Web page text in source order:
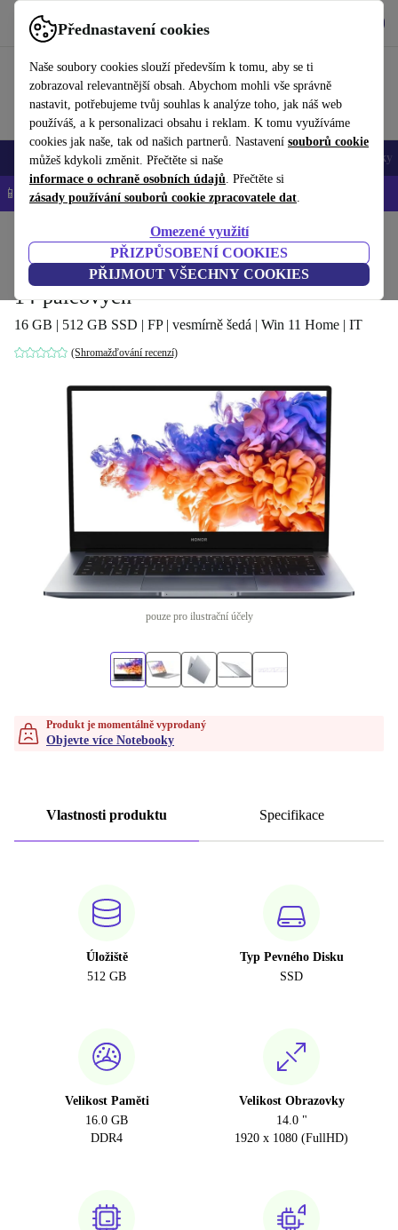
Přednastavení cookies
Naše soubory cookies slouží především k tomu, aby se ti
zobrazoval relevantnější obsah. Abychom mohli vše správně
nastavit, potřebujeme tvůj souhlas k analýze toho, jak náš web
používáš, a k personalizaci obsahu i reklam. K tomu využíváme
cookies jak naše, tak od našich partnerů. Nastavení souborů cookie
můžeš kdykoli změnit. Přečtěte si naše
informace o ochraně osobních údajů. Přečtěte si
zásady používání souborů cookie zpracovatele dat.
Omezené využití
PŘIZPŮSOBENÍ COOKIES
PŘIJMOUT VŠECHNY COOKIES
Používejte refurbed rychle a snadno
Mobily a smartphony Notebooky Tablety Doplňky
📱 -5 % NAVÍC na všechny iPhony – kód: IPHONEDEAL-
Notebooky
Honor MagicBook 14 (2021) | i7-1165G7 |
14-palcových
16 GB | 512 GB SSD | FP | vesmírně šedá | Win 11 Home | IT
(Shromažďování recenzí)
pouze pro ilustrační účely
Produkt je momentálně vyprodaný
Objevte více Notebooky
Vlastnosti produktu Specifikace
Úložiště
512 GB
Typ Pevného Disku
SSD
Velikost Paměti
16.0 GB
DDR4
Velikost Obrazovky
14.0 "
1920 x 1080 (FullHD)